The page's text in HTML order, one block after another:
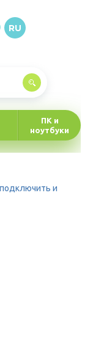
RU
ПК и
ноутбуки
и